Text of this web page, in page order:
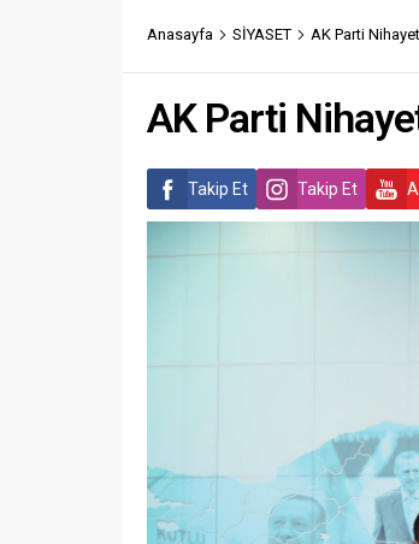
Anasayfa SİYASET AK Parti
AK Parti
Takip Et Takip Et